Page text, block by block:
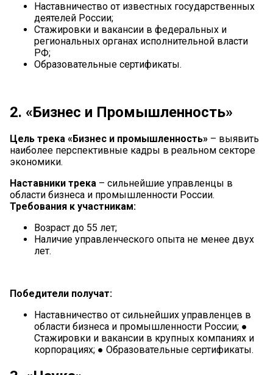
Наставничество от известных государственных
деятелей России;
Стажировки и вакансии в федеральных и
региональных органах исполнительной власти
РФ;
Образовательные сертификаты.
2. «Бизнес и Промышленность»
Цель трека «Бизнес и промышленность» – выявить
наиболее перспективные кадры в реальном секторе
экономики.
Наставники трека – сильнейшие управленцы в
области бизнеса и промышленности России.
Требования к участникам:
Возраст до 55 лет;
Наличие управленческого опыта не менее двух
лет.
Победители получат:
Наставничество от сильнейших управленцев в
области бизнеса и промышленности России; ●
Стажировки и вакансии в крупных компаниях и
корпорациях; ● Образовательные сертификаты.